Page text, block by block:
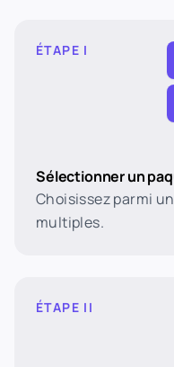
ÉTAPE I
Sélectionner un
Choisissez parmi
multiples.
ÉTAPE II